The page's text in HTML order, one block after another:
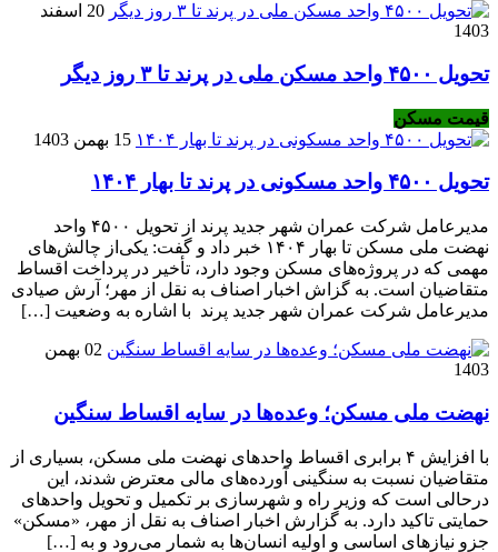
20 اسفند
1403
تحویل ۴۵۰۰ واحد مسکن ملی در پرند تا ۳ روز دیگر
قیمت مسکن
15 بهمن 1403
تحویل ۴۵۰۰ واحد مسکونی در پرند تا بهار ۱۴۰۴
مدیرعامل شرکت عمران شهر جدید پرند از تحویل ۴۵۰۰ واحد
نهضت ملی مسکن تا بهار ۱۴۰۴ خبر داد و گفت: یکی‌از چالش‌های
مهمی که در پروژه‌های مسکن وجود دارد، تأخیر در پرداخت اقساط
متقاضیان است. به گزاش اخبار اصناف به نقل از مهر؛ آرش صیادی
مدیرعامل شرکت عمران شهر جدید پرند با اشاره به وضعیت […]
02 بهمن
1403
نهضت ملی مسکن؛ وعده‌ها در سایه اقساط سنگین
با افزایش ۴ برابری اقساط واحدهای نهضت ملی مسکن، بسیاری از
متقاضیان نسبت به سنگینی آورده‌های مالی معترض شدند، این
درحالی است که وزیر راه و شهرسازی بر تکمیل و تحویل واحدهای
حمایتی تاکید دارد. به گزارش اخبار اصناف به نقل از مهر، «مسکن»
جزو نیازهای اساسی و اولیه انسان‌ها به شمار می‌رود و به […]